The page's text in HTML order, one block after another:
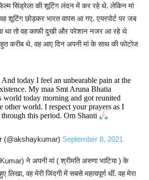
सिंड्रेला की शूटिंग लंदन में कर रहे थे. लेकिन मां
शूटिंग छोड़कर भारत वापस आ गए. एयरपोर्ट पर जब
था तो वह काफी दुखी और परेशान नजर आ रहे थे
करीब थे. वह आए दिन अपनी मां के साथ की फोटोज
today I feel an unbearable pain at the
My maa Smt Aruna Bhatia
world today morning and got reunited
other world. I respect your prayers as I
this period. Om Shanti
September 8, 2021
ने अपनी मां ( श्रीमति अरुणा भाटिया ) के
लिखा, वह मेरी जिंदगी में सबसे महत्वपूर्ण थीं. वह मेरा